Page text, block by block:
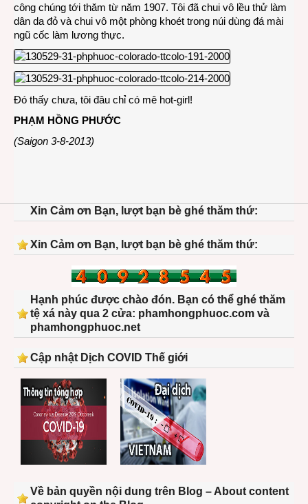
công chúng tới thăm từ năm 1907. Tôi đã chui vô lều thử làm
dân da đỏ và chui vô một phòng khoét trong núi dùng đá mài
ngũ cốc làm lương thực.
Đó thấy chưa, tôi đâu chỉ có mê hot-girl!
PHẠM HỒNG PHƯỚC
(Saigon 3-8-2013)
Xin Cảm ơn Bạn, lượt bạn bè ghé thăm thứ:
Xin Cảm ơn Bạn, lượt bạn bè ghé thăm thứ:
Hạnh phúc được chào đón. Bạn có thể ghé thăm
tệ xá này qua 2 cửa: phamhongphuoc.com và
phamhongphuoc.net
Cập nhật Dịch COVID Thế giới
Về bản quyền nội dung trên Blog – About content